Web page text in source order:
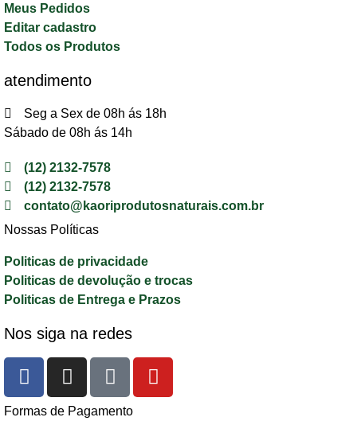
Meus Pedidos
Editar cadastro
Todos os Produtos
atendimento
Seg a Sex de 08h ás 18h
Sábado de 08h ás 14h
(12) 2132-7578
(12) 2132-7578
contato@kaoriprodutosnaturais.com.br
Nossas Políticas
Politicas de privacidade
Politicas de devolução e trocas
Politicas de Entrega e Prazos
Nos siga na redes
Formas de Pagamento